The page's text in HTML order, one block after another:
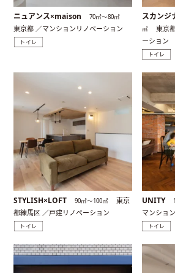
ニュアンス×maison 70㎡〜80㎡
東京都 ／マンションリノベーション
トイレ
スカン
㎡
東京
ーション
トイレ
STYLISH×LOFT 90㎡〜100㎡
東京
都練馬区 ／戸建リノベーション
トイレ
UNITY
マンショ
トイレ